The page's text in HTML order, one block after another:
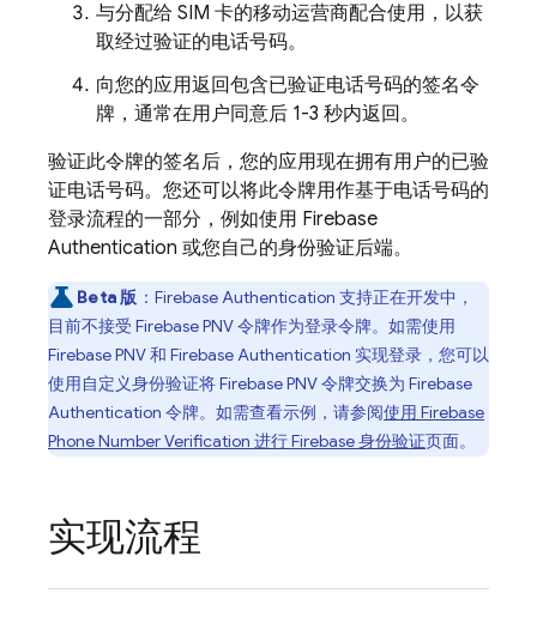
与分配给 SIM 卡的移动运营商配合使用，以获
取经过验证的电话号码。
向您的应用返回包含已验证电话号码的签名令
牌，通常在用户同意后 1-3 秒内返回。
验证此令牌的签名后，您的应用现在拥有用户的已验
证电话号码。您还可以将此令牌用作基于电话号码的
登录流程的一部分，例如使用 Firebase
Authentication 或您自己的身份验证后端。
Beta 版 ： Firebase Authentication 支持正在开发中，
目前不接受 Firebase PNV令牌作为登录令牌。如需使用
Firebase PNV和 Firebase Authentication 实现登录，您可以
使用自定义身份验证将Firebase PNV令牌交换为 Firebase
Authentication 令牌。如需查看示例，请参阅使用 Firebase
Phone Number Verification 进行 Firebase 身份验证页面。
实现流程